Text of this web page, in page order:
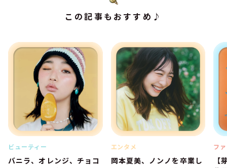
この記事もおすすめ♪
ビューティー
バニラ、オレンジ、チョコ
エンタメ
岡本夏美、ノンノを卒業し
フ
【